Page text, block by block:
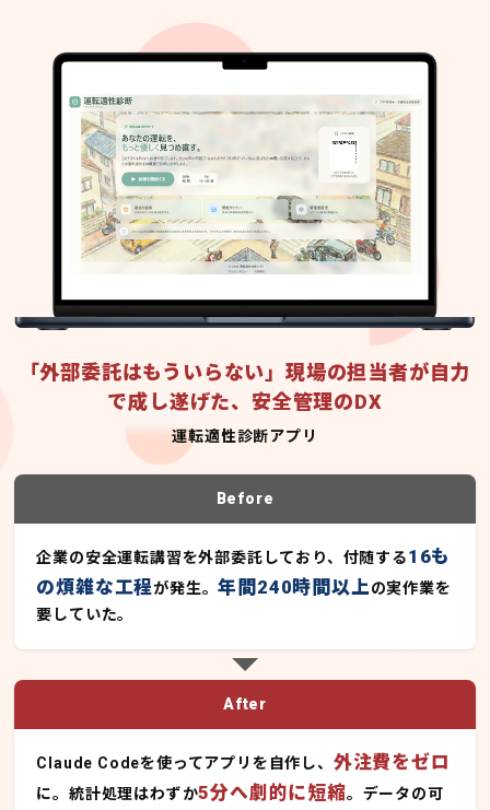
「外部委託はもういらない」現場の担当者が自力
で成し遂げた、安全管理のDX
運転適性診断アプリ
Before
企業の安全運転講習を外部委託しており、付随する16も
の煩雑な工程が発生。年間240時間以上の実作業を
要していた。
After
Claude Codeを使ってアプリを自作し、 外注費をゼロ
に。統計処理はわずか5分へ劇的に短縮。データの可